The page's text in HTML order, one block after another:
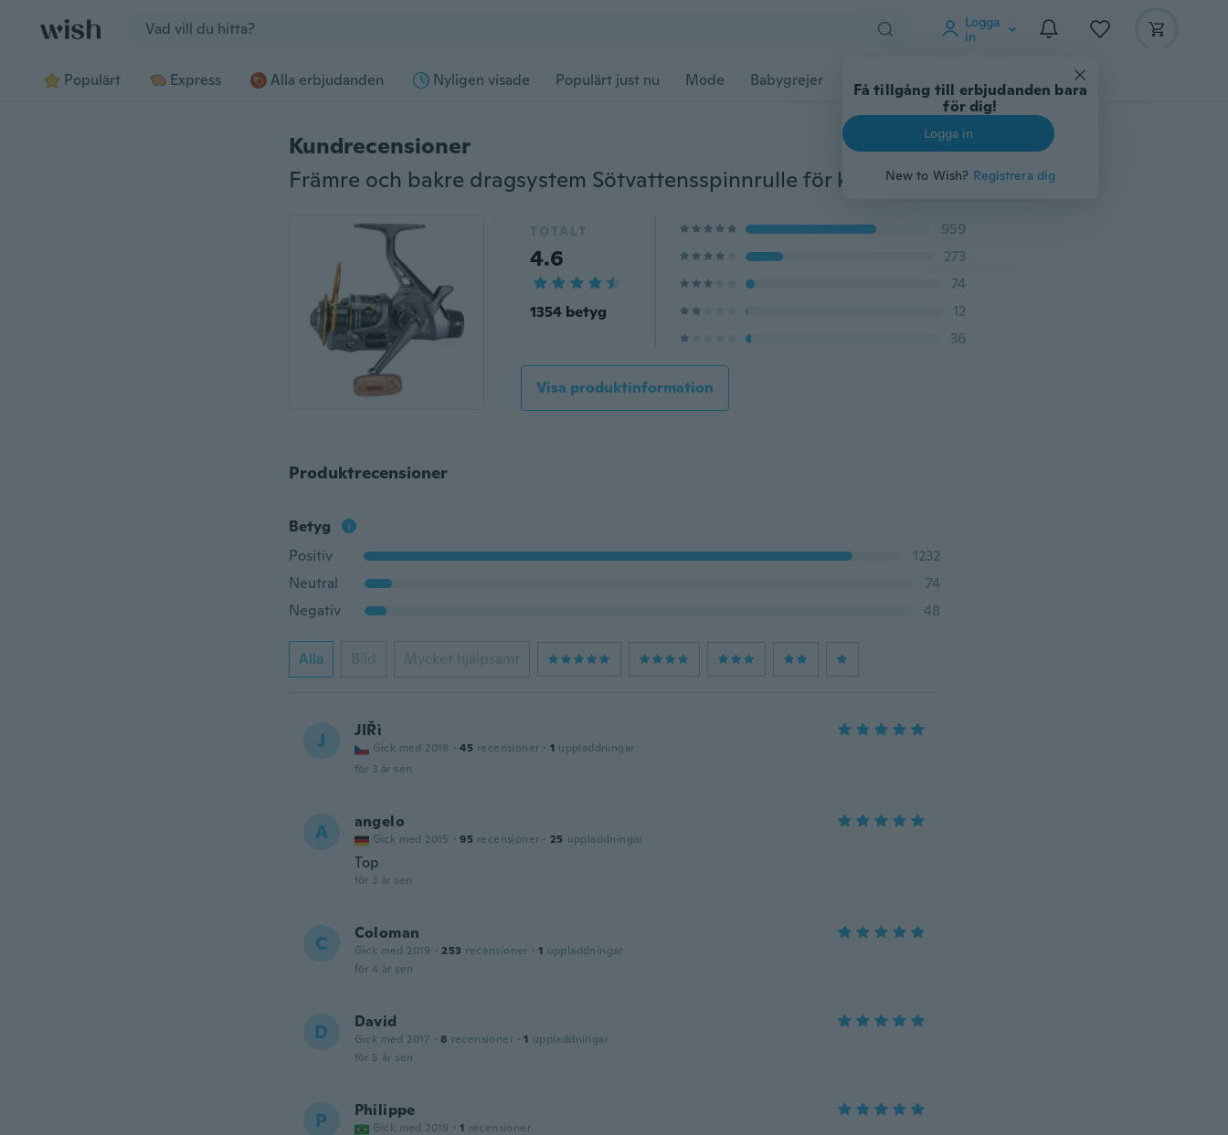
Logga
in
Få tillgång till erbjudanden bara
för dig!
Logga in
New to Wish? Registrera dig
Populärt Express Alla erbjudanden Nyligen visade Populärt just nu Mode Babygrejer Djurtillbehör Teknikprylar Mer
Kundrecensioner
Främre och bakre dragsystem Sötvattensspinnrulle för karpfiskeupprullning Metallinjekopparfiskrulle Carretilha Pesca
TOTALT
4.6
1354 betyg
959
273
74
12
36
Visa produktinformation
Produktrecensioner
Betyg
Positiv
1232
Neutral
74
Negativ
48
Alla Bild Mycket hjälpsamt
J JIŘì
Gick med 2018 · 45 recensioner · 1 uppladdningar
för 3 år sen
A angelo
Gick med 2015 · 95 recensioner · 25 uppladdningar
Top
för 3 år sen
C Coloman
Gick med 2019 · 253 recensioner · 1 uppladdningar
för 4 år sen
D David
Gick med 2017 · 8 recensioner · 1 uppladdningar
för 5 år sen
P Philippe
Gick med 2019 · 1 recensioner